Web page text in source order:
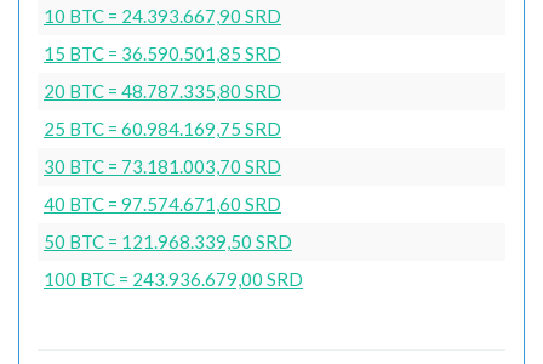
10 BTC = 24.393.667,90 SRD
15 BTC = 36.590.501,85 SRD
20 BTC = 48.787.335,80 SRD
25 BTC = 60.984.169,75 SRD
30 BTC = 73.181.003,70 SRD
40 BTC = 97.574.671,60 SRD
50 BTC = 121.968.339,50 SRD
100 BTC = 243.936.679,00 SRD